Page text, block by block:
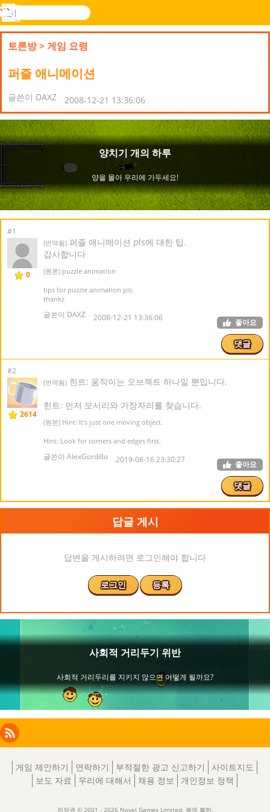
Novel
검
색
로그
메
뉴
토론방>게임 요령
퍼즐 애니메이션
글쓴이 DAXZ 2008-12-21 13:36:06
#1
0
(번역됨) 퍼즐 애니메이션 pls에 대한 팁.
감사합니다
(원본) puzzle animation
tips for puzzle animation pls.
thankz
글쓴이 DAXZ 2008-12-21 13:36:06 좋아요
댓글
#2
2614
(번역됨) 힌트: 움직이는 오브젝트 하나일 뿐입니다.
힌트: 먼저 모서리와 가장자리를 찾습니다.
(원본) Hint: It's just one moving object.
Hint: Look for corners and edges first.
글쓴이 AlexGordillo 2019-08-16 23:30:27 좋아요
댓글
답글 게시
답변을 게시하려면 로그인해야 합니다
로그인 등록
Facebook
Instagram
X
LinkedIn
RSS
게임 제안하기 연락하기 부적절한 광고 신고하기
사이트지도
보도 자료
우리에 대해서 채용 정보 개인정보 정책
저작권 © 2001 - 2026 Novel Games Limited. 복제 불허.